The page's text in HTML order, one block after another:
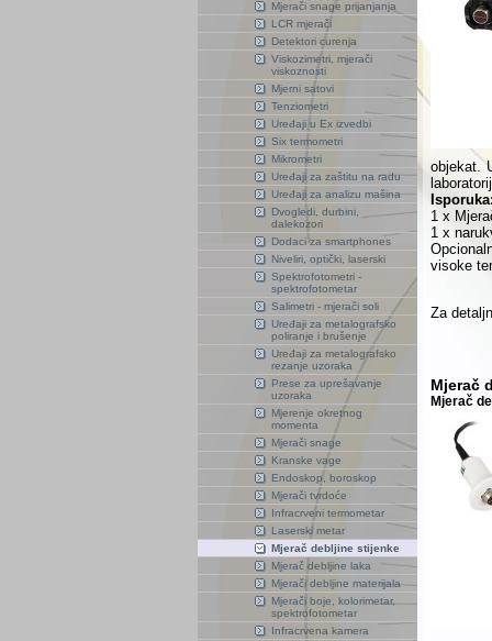
Mjerači snage prijanjanja
LCR mjerači
Detektori curenja
Viskozimetri, mjerači
viskoznosti
Mjerni satovi
Tenziometri
Uređaji u Ex izvedbi
Six termometri
Mikrometri
Uređaji za zaštitu na radu
Uređaji za analizu mašina
Dvogledi, durbini,
dalekozori
Dodaci za smartphones
Niveliri, optički, laserski
Spektrofotometri -
spektrofotometar
Salimetri - mjerači soli
Uređaji za metalografsko
poliranje i brušenje
Uređaji za metalografsko
rezanje uzoraka
Prese za uprešavanje
uzoraka
Mjerenje okretnog
momenta
Mjerači snage
Kranske vage
Endoskop, boroskop
Mjerači tvrdoće
Infracrveni termometar
Laserski metar
Mjerač debljine stijenke
Mjerač debljine laka
Mjerači debljine materijala
Mjerači boje, kolorimetar,
spektrofotometar
Infracrvena kamera
objekat.
1 x
1 x
visoke
Za
Mjerač
Mjerač